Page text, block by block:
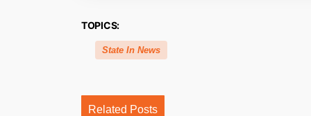
TOPICS:
State In News
Related Posts